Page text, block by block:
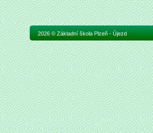
2026 © Základní škola Plzeň - Újezd